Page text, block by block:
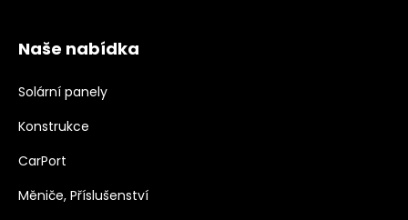
Naše nabídka
Solární panely
Konstrukce
CarPort
Měniče, Příslušenství